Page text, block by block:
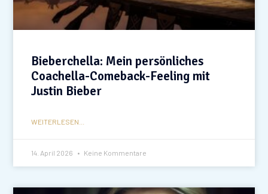
Bieberchella: Mein persönliches
Coachella-Comeback-Feeling mit
Justin Bieber
WEITERLESEN...
14. April 2026 Keine Kommentare